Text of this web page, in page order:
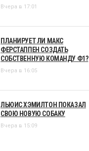
Вчера в 17:01
ПЛАНИРУЕТ ЛИ МАКС
ФЕРСТАППЕН СОЗДАТЬ
СОБСТВЕННУЮ КОМАНДУ Ф1?
Вчера в 16:05
ЛЬЮИС ХЭМИЛТОН ПОКАЗАЛ
СВОЮ НОВУЮ СОБАКУ
Вчера в 15:09